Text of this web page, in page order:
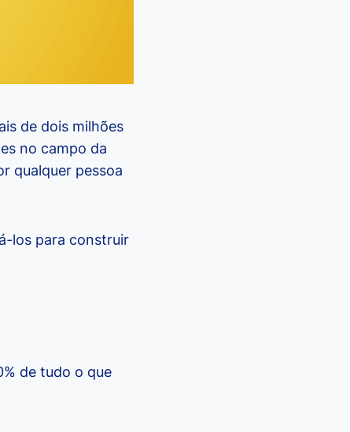
de dois milhões
no campo da
qualquer pessoa
los para construir
de tudo o que